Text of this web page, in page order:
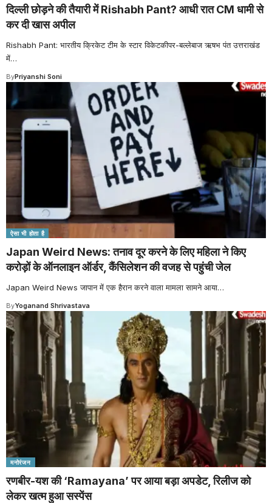
दिल्ली छोड़ने की तैयारी में Rishabh Pant? आधी रात CM धामी से
कर दी खास अपील
Rishabh Pant: भारतीय क्रिकेट टीम के स्टार विकेटकीपर-बल्लेबाज ऋषभ पंत उत्तराखंड
में…
ByPriyanshi Soni
ऐसा भी होता है
Japan Weird News: तनाव दूर करने के लिए महिला ने किए
करोड़ों के ऑनलाइन ऑर्डर, कैंसिलेशन की वजह से पहुंची जेल
Japan Weird News जापान में एक हैरान करने वाला मामला सामने आया…
ByYoganand Shrivastava
मनोरंजन
रणबीर-यश की ‘Ramayana’ पर आया बड़ा अपडेट, रिलीज को
लेकर खत्म हुआ सस्पेंस